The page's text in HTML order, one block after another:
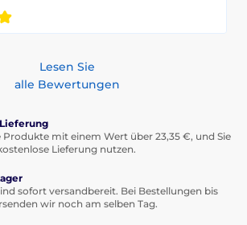
Lesen Sie
alle Bewertungen
Produkte mit einem Wert über 23,35 €, und Sie
Lieferung nutzen.
sofort versandbereit. Bei Bestellungen bis
wir noch am selben Tag.